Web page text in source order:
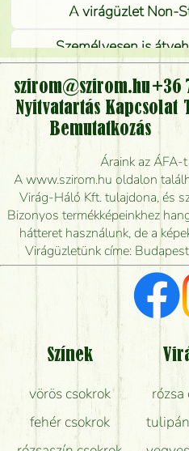
A virágüzlet Non-
Személyesen is
virágcsokrot, vagy csak
Vidékre is
Meddig rendelhetek
Mennyire gyorsan tudják
mikor tudják
Vörös rózsát
Milyen visszajelzést
Tényleg azt kapom,
Mit kell tudni a
Hogy marad a lehető
Tudok adventi
szirom@szirom.hu+36
Nyitvatartás Kapcsolat
Bemutatkozás
Áraink az ÁFA-
A www.szirom.hu oldalon
Virág-Háló Kft. tulajdona, és
Bizonyos termékképeinkhez
hátteret használunk, de a
Virágüzletünk címe:
Színek
vörös csokrok
fehér csokrok
rózsa